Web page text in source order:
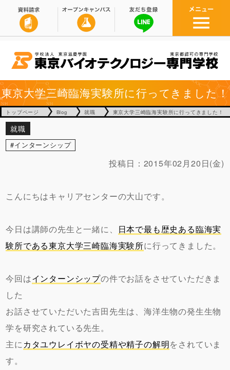
東京大学三崎臨海実験所に行ってきました！
トップページ Blog 就職 東京大学三崎臨海実験所に行ってきました！
就職
インターンシップ
投稿日： 2015年02月20日(金)
こんにちはキャリアセンターの大山です。
今日は講師の先生と一緒に、
日本で最も歴史ある臨海実
験所である東京大学三崎臨海実験所に行ってきました。
今回はインターンシップの件でお話をさせていただきま
した
お話させていただいた吉田先生は、海洋生物の発生生物
学を研究されている先生。
主にカタユウレイボヤの受精や精子の解明をされていま
す。